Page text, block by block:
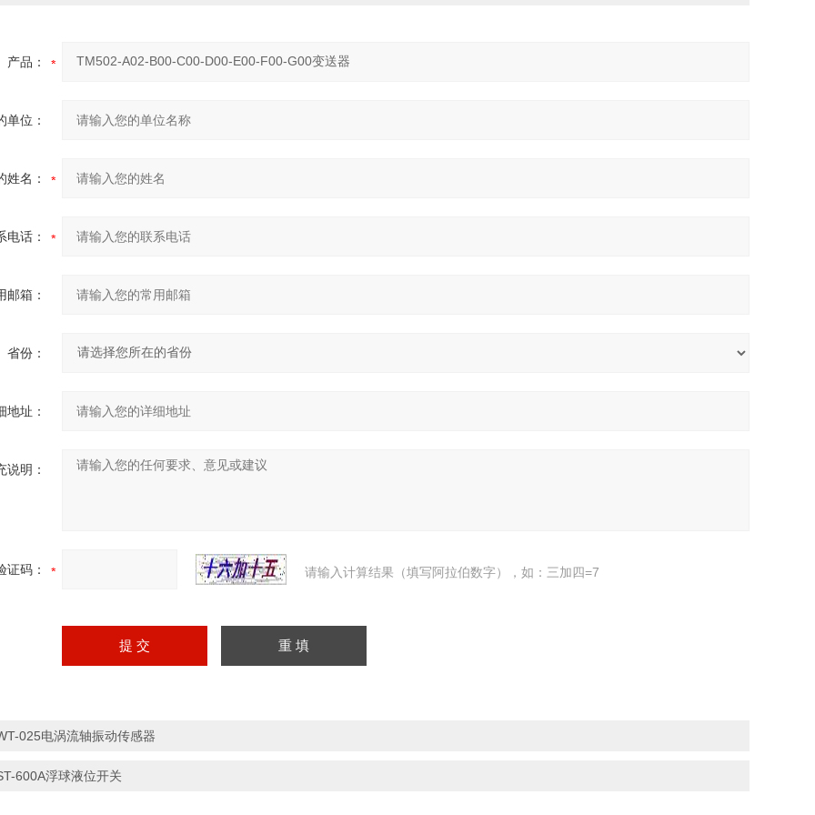
产品：
单位：
姓名：
电话：
邮箱：
省份：
地址：
说明：
证码： 请输入计算结果（填写阿拉伯数字），如：三加四=7
025电涡流轴振动传感器
600A浮球液位开关